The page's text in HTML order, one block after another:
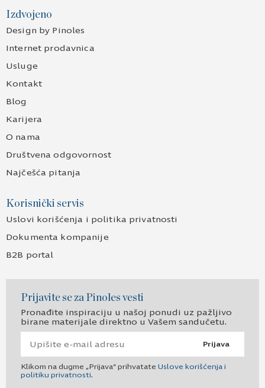
Izdvojeno
Design by Pinoles
Internet prodavnica
Usluge
Kontakt
Blog
Karijera
O nama
Društvena odgovornost
Najčešća pitanja
Korisnički servis
Uslovi korišćenja i politika privatnosti
Dokumenta kompanije
B2B portal
Prijavite se za Pinoles vesti
Pronađite inspiraciju u našoj ponudi uz pažljivo
birane materijale direktno u Vašem sandučetu.
Prijava
Klikom na dugme „Prijava“ prihvatate Uslove korišćenja i
politiku privatnosti.